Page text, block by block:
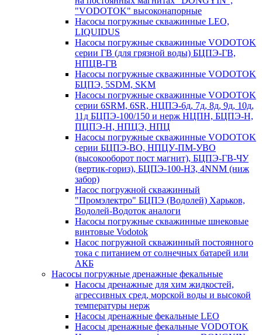
"VODOTOK" высоконапорные
Насосы погружные скважинные LEO,
LIQUIDUS
Насосы погружные скважинные VODOTOK
серии ГВ (для грязной воды) БЦПЭ-ГВ,
НПЦВ-ГВ
Насосы погружные скважинные VODOTOK
БЦПЭ, 5SDM, SKM
Насосы погружные скважинные VODOTOK
серии 6SRM, 6SR, НЦПЭ-6д, 7д, 8д, 9д, 10д,
11д БЦПЭ-100/150 и нерж НЦПН, БЦПЭ-Н,
ПЦПЭ-Н, НПЦЭ, НПЦ
Насосы погружные скважинные VODOTOK
серии БЦПЭ-ВО, НПЦУ-ПМ-УВО
(высокооборот пост магнит), БЦПЭ-ГВ-ЧУ
(вертик-гориз), БЦПЭ-100-НЗ, 4NNM (ниж
забор)
Насос погружной скважинный
"Промэлектро" БЦПЭ (Водолей) Харьков,
Водолей-Водоток аналоги
Насосы погружные скважинные шнековые
винтовые Vodotok
Насос погружной скважинный постоянного
тока с питанием от солнечных батарей или
АКБ
Насосы погружные дренажные фекальные
Насосы дренажные для хим жидкостей,
агрессивных сред, морской воды и высокой
температуры нерж
Насосы дренажные фекальные LEO
Насосы дренажные фекальные VODOTOK